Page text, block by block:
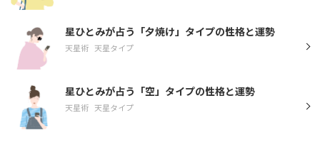
星ひとみが占う「夕焼け」タイプの性格と運勢
天星術 天星タイプ
星ひとみが占う「空」タイプの性格と運勢
天星術 天星タイプ